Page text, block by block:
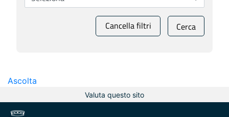
Cancella filtri Cerca
Ascolta
Valuta questo sito